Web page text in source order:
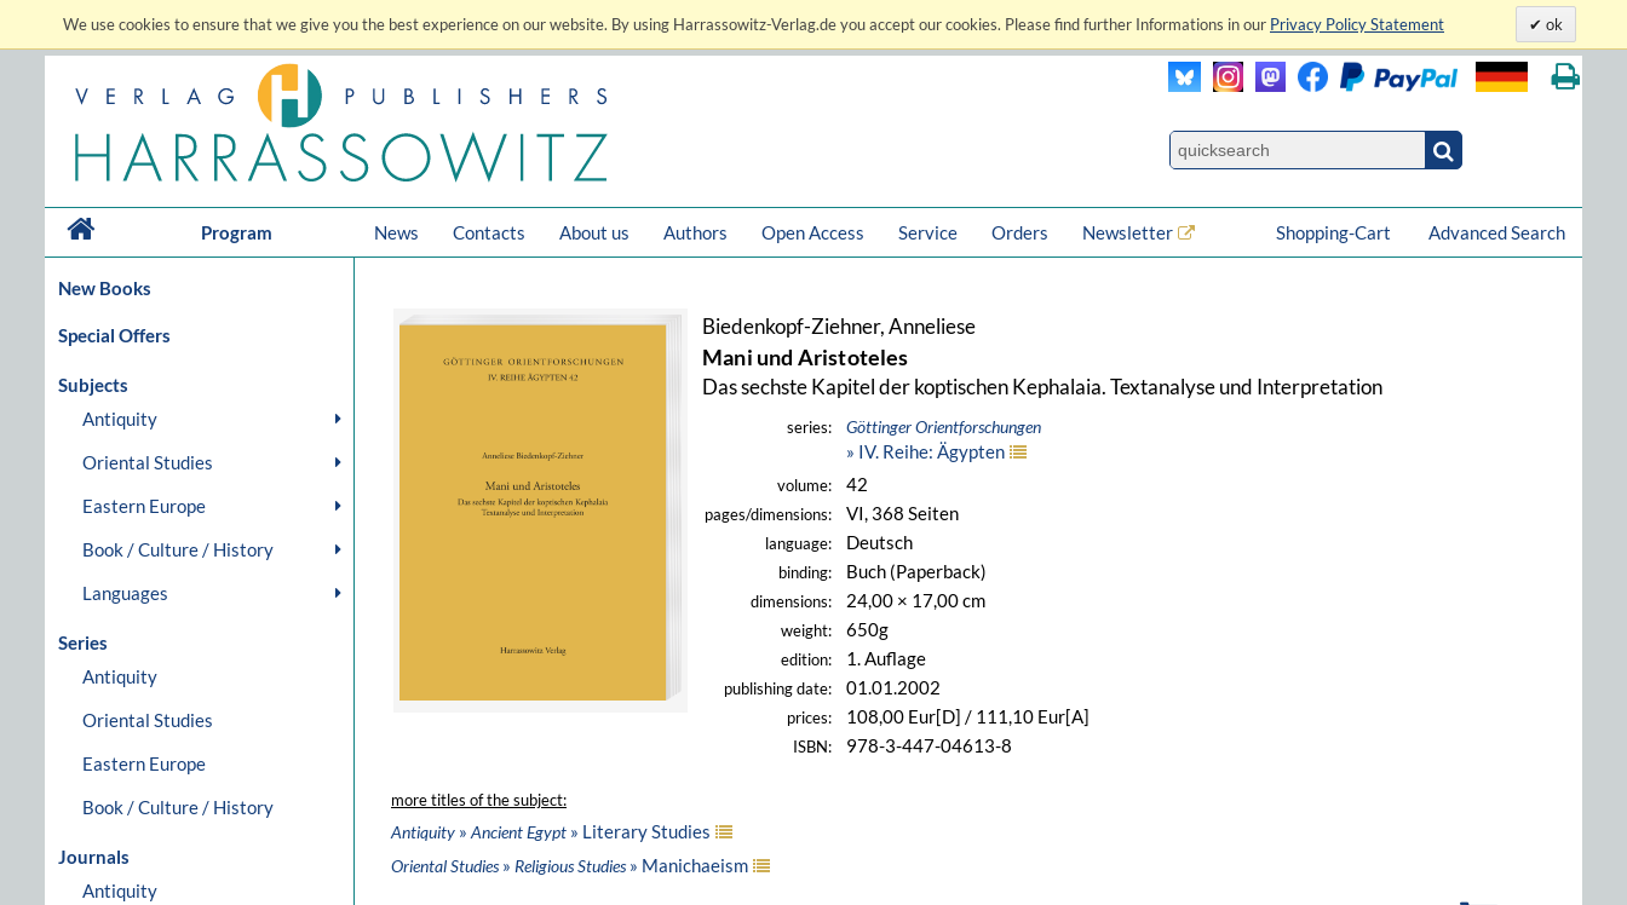
We use cookies to ensure that we give you the best experience on our website. By using Harrassowitz-Verlag.de you accept our cookies. Please find further Informations in our Privacy Policy Statement ok
Program News Contacts About us Authors Open Access Service Orders Newsletter Advanced Search
Shopping-Cart
New Books
Special Offers
Subjects
Antiquity
Oriental Studies
Eastern Europe
Book / Culture / History
Languages
Series
Antiquity
Oriental Studies
Eastern Europe
Book / Culture / History
Journals
Antiquity
Biedenkopf-Ziehner, Anneliese
Mani und Aristoteles
Das sechste Kapitel der koptischen Kephalaia. Textanalyse und Interpretation
series: Göttinger Orientforschungen
» IV. Reihe: Ägypten
volume: 42
pages/dimensions: VI, 368 Seiten
language: Deutsch
binding: Buch (Paperback)
dimensions: 24,00 × 17,00 cm
weight: 650g
edition: 1. Auflage
publishing date: 01.01.2002
prices: 108,00 Eur[D] / 111,10 Eur[A]
ISBN: 978-3-447-04613-8
more titles of the subject:
Antiquity » Ancient Egypt » Literary Studies
Oriental Studies» Religious Studies» Manichaeism